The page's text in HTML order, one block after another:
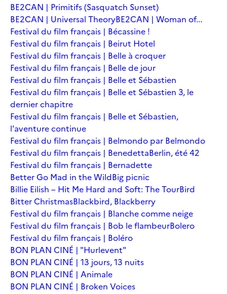
BE2CAN | Primitifs (Sasquatch Sunset)
BE2CAN | Universal TheoryBE2CAN | Woman of...
Festival du film français | Bécassine !
Festival du film français | Beirut Hotel
Festival du film français | Belle à croquer
Festival du film français | Belle de jour
Festival du film français | Belle et Sébastien
Festival du film français | Belle et Sébastien 3, le
dernier chapitre
Festival du film français | Belle et Sébastien,
l'aventure continue
Festival du film français | Belmondo par Belmondo
Festival du film français | BenedettaBerlin, été 42
Festival du film français | Bernadette
Better Go Mad in the WildBig picnic
Billie Eilish – Hit Me Hard and Soft: The TourBird
Bitter ChristmasBlackbird, Blackberry
Festival du film français | Blanche comme neige
Festival du film français | Bob le flambeurBolero
Festival du film français | Boléro
BON PLAN CINÉ | "Hurlevent"
BON PLAN CINÉ | 13 jours, 13 nuits
BON PLAN CINÉ | Animale
BON PLAN CINÉ | Broken Voices